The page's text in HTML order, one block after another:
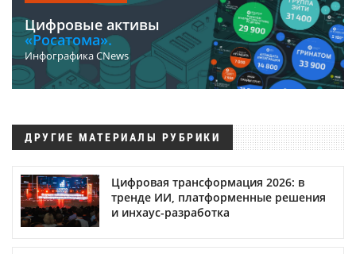
Цифровые активы
«Росатома».
Инфографика CNews
ДРУГИЕ МАТЕРИАЛЫ РУБРИКИ
Цифровая трансформация 2026: в
тренде ИИ, платформенные решения
и инхаус-разработка